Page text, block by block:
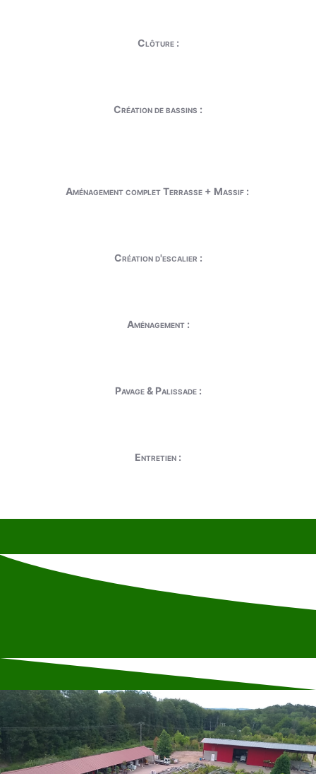
Clôture :
Création de bassins :
Aménagement complet Terrasse + Massif :
Création d'escalier :
Aménagement :
Pavage & Palissade :
Entretien :